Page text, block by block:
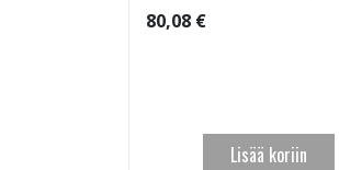
80,08 €
Lisää koriin